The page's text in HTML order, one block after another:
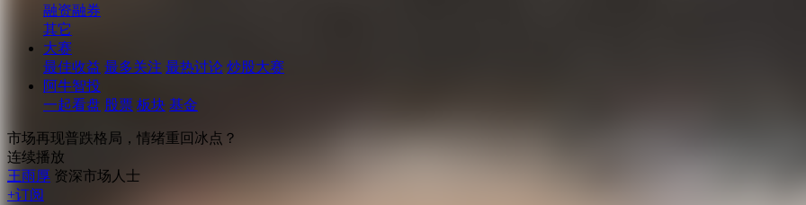
融资融券
其它
大赛
最佳收益 最多关注 最热讨论 炒股大赛
阿牛智投
一起看盘 股票 板块 基金
市场再现普跌格局，情绪重回冰点？
连续播放
王雨厚 资深市场人士
+订阅